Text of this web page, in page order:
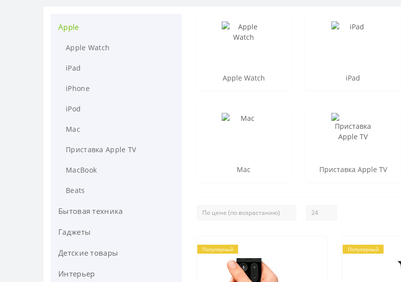
Apple
Apple Watch
iPad
iPhone
iPod
Mac
Приставка Apple TV
MacBook
Beats
Бытовая техника
Аксессуары для дома
Аксессуары для пылесосов
Аксессуары для стиральных
машин
Климатическая техника
Вентиляторы
Пылесосы
Гаджеты
Аксессуары для смартфонов
Гироскутеры
Детские товары
Велосипеды
Интерьер
Apple Watch iPad
Mac Приставка Apple TV
Популярный Популярный